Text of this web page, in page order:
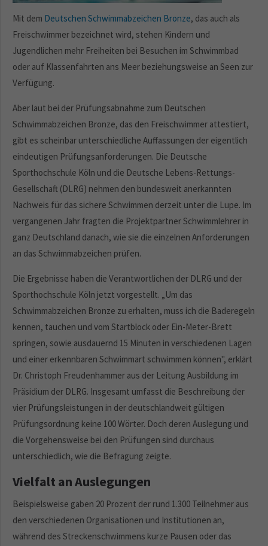
Mit dem Deutschen Schwimmabzeichen Bronze, das auch als
Freischwimmer bezeichnet wird, stehen Kindern und
Jugendlichen mehr Freiheiten bei Besuchen im Schwimmbad
oder auf Klassenfahrten ans Meer beziehungsweise an Seen zur
Verfügung.
Aber laut bei der Prüfungsabnahme zum Deutschen
Schwimmabzeichen Bronze, das den Freischwimmer attestiert,
gibt es scheinbar unterschiedliche Auffassungen der eigentlich
eindeutigen Prüfungsanforderungen. Die Deutsche
Sporthochschule Köln und die Deutsche Lebens-Rettungs-
Gesellschaft (DLRG) nehmen den bundesweit anerkannten
Nachweis für das sichere Schwimmen derzeit unter die Lupe. Im
vergangenen Jahr fragten die Projektpartner Schwimmlehrer in
ganz Deutschland danach, wie sie die einzelnen Anforderungen
an das Schwimmabzeichen prüfen.
Die Ergebnisse haben die Verantwortlichen der DLRG und der
Sporthochschule Köln jetzt vorgestellt. „Um das
Schwimmabzeichen Bronze zu erhalten, muss ich die Baderegeln
kennen, tauchen und vom Startblock oder Ein-Meter-Brett
springen, sowie ausdauernd 15 Minuten in verschiedenen Lagen
und einer erkennbaren Schwimmart schwimmen können", erklärt
Dr. Christoph Freudenhammer aus der Leitung Ausbildung im
Präsidium der DLRG. Insgesamt umfasst die Beschreibung der
vier Prüfungsleistungen in der deutschlandweit gültigen
Prüfungsordnung keine 100 Wörter. Doch deren Auslegung und
die Vorgehensweise bei den Prüfungen sind durchaus
unterschiedlich, wie die Befragung zeigte.
Vielfalt an Auslegungen
Beispielsweise gaben 20 Prozent der rund 1.300 Teilnehmer aus
den verschiedenen Organisationen und Institutionen an,
während des Streckenschwimmens kurze Pausen oder das